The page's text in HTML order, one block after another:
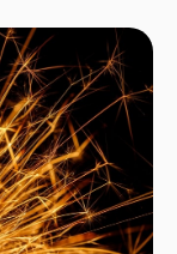
가총액 추정치다. WLD
있다.암호화폐
늦게 몰린 게 크다.
크, 마이클 세일러
자극, 8만달러설까지
2024년 Ver.